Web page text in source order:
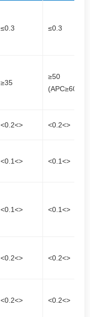
≤0.3 ≤0.3
≥35
≥50
(APC≥60)
<0.2<> <0.2<>
<0.1<> <0.1<>
<0.1<> <0.1<>
<0.2<> <0.2<>
<0.2<> <0.2<>